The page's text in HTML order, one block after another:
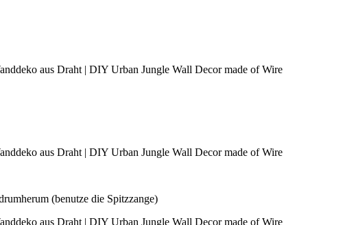
(benutze die Spitzzange)